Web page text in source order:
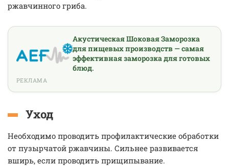
ржавчинного гриба.
Акустическая Шоковая Заморозка
для пищевых производств — самая
эффективная заморозка для готовых
блюд.
РЕКЛАМА
Уход
Необходимо проводить профилактические обработки
от пузырчатой ржавчины. Сильнее развивается
вширь, если проводить прищипывание.